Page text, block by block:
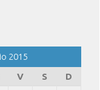
2015
V S
D